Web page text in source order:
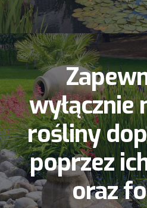
wyłącznie
rośliny
poprzez
oraz